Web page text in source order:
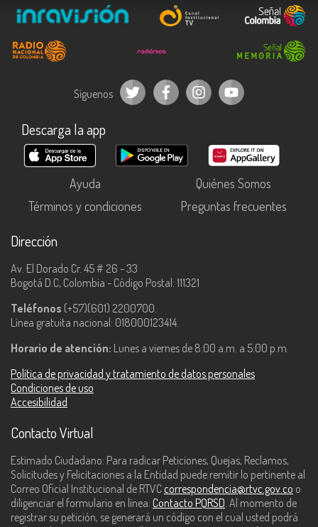
Síguenos
Descarga la app
Ayuda
Quiénes Somos
Términos y condiciones
Preguntas frecuentes
Dirección
Av. El Dorado Cr. 45 # 26 - 33
Bogotá D.C, Colombia - Código Postal: 111321
Teléfonos (+57)(601) 2200700.
Línea gratuita nacional: 018000123414.
Horario de atención: Lunes a viernes de 8:00 a.m. a 5:00 p.m.
Política de privacidad y tratamiento de datos personales
Condiciones de uso
Accesibilidad
Contacto Virtual
Estimado Ciudadano: Para radicar Peticiones, Quejas, Reclamos,
Solicitudes y Felicitaciones a la Entidad puede remitir lo pertinente al
Correo Oficial Institucional de RTVC correspondencia@rtvc.gov.co o
diligenciar el formulario en línea: Contacto PQRSD. Al momento de
registrar su petición, se generará un código con el cual usted podrá